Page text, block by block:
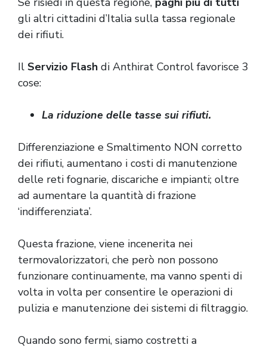
gli altri cittadini d’Italia sulla tassa regionale
dei rifiuti.
Il Servizio Flash di Anthirat Control favorisce 3
cose:
La riduzione delle tasse sui rifiuti.
Differenziazione e Smaltimento NON corretto
dei rifiuti, aumentano i costi di manutenzione
delle reti fognarie, discariche e impianti; oltre
ad aumentare la quantità di frazione
‘indifferenziata’.
Questa frazione, viene incenerita nei
termovalorizzatori, che però non possono
funzionare continuamente, ma vanno spenti di
volta in volta per consentire le operazioni di
pulizia e manutenzione dei sistemi di filtraggio.
Quando sono fermi, siamo costretti a